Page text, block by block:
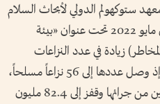
ستوكهولم الدولي لأبحاث السلام
في التقرير التحليلي الذي أصدره في مايو 2022 تحت عنوان «بيئة
زيادة في عدد النزاعات
المسلحة بين عامي 2010 و2020، إذ وصل عددها إلى 56 نزاعاً مسلحاً،
كما تضاعف عدد اللاجئين والنازحين من جرائها وقفز إلى 82.4 مليون